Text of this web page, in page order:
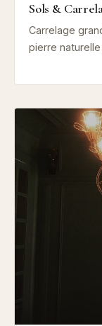
Sols &
Carrelage
pierre